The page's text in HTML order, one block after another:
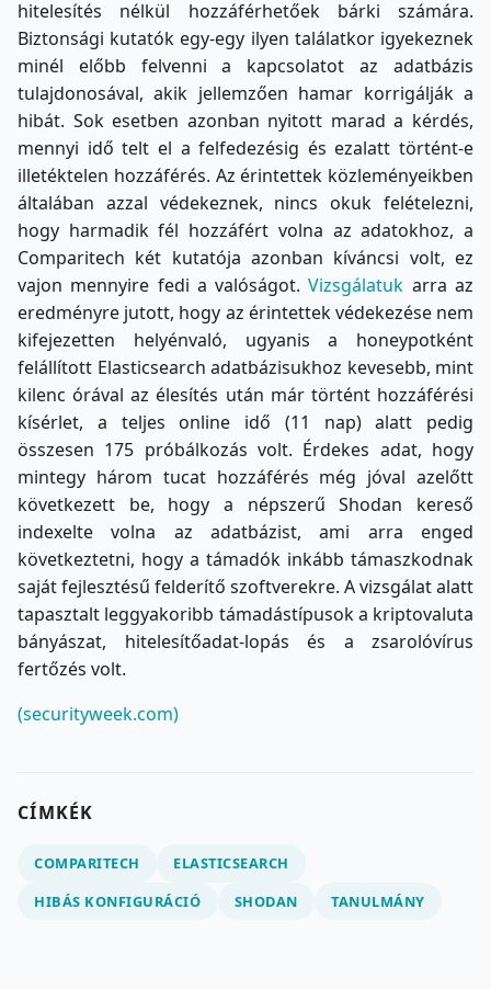
hitelesítés nélkül hozzáférhetőek bárki számára.
Biztonsági kutatók egy-egy ilyen találatkor igyekeznek
minél előbb felvenni a kapcsolatot az adatbázis
tulajdonosával, akik jellemzően hamar korrigálják a
hibát. Sok esetben azonban nyitott marad a kérdés,
mennyi idő telt el a felfedezésig és ezalatt történt-e
illetéktelen hozzáférés. Az érintettek közleményeikben
általában azzal védekeznek, nincs okuk felételezni,
hogy harmadik fél hozzáfért volna az adatokhoz, a
Comparitech két kutatója azonban kíváncsi volt, ez
vajon mennyire fedi a valóságot.Vizsgálatuk arra az
eredményre jutott, hogy az érintettek védekezése nem
kifejezetten helyénvaló, ugyanis a honeypotként
felállított Elasticsearch adatbázisukhoz kevesebb, mint
kilenc órával az élesítés után már történt hozzáférési
kísérlet, a teljes online idő (11 nap) alatt pedig
összesen 175 próbálkozás volt. Érdekes adat, hogy
mintegy három tucat hozzáférés még jóval azelőtt
következett be, hogy a népszerű Shodan kereső
indexelte volna az adatbázist, ami arra enged
következtetni, hogy a támadók inkább támaszkodnak
saját fejlesztésű felderítő szoftverekre. A vizsgálat alatt
tapasztalt leggyakoribb támadástípusok a kriptovaluta
bányászat, hitelesítőadat-lopás és a zsarolóvírus
fertőzés volt.
(securityweek.com)
CÍMKÉK
COMPARITECH
ELASTICSEARCH
HIBÁS KONFIGURÁCIÓ
SHODAN TANULMÁNY